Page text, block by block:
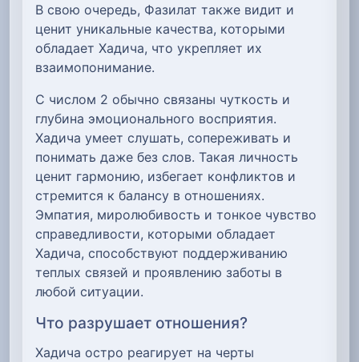
В свою очередь, Фазилат также видит и
ценит уникальные качества, которыми
обладает Хадича, что укрепляет их
взаимопонимание.
С числом 2 обычно связаны чуткость и
глубина эмоционального восприятия.
Хадича умеет слушать, сопереживать и
понимать даже без слов. Такая личность
ценит гармонию, избегает конфликтов и
стремится к балансу в отношениях.
Эмпатия, миролюбивость и тонкое чувство
справедливости, которыми обладает
Хадича, способствуют поддерживанию
теплых связей и проявлению заботы в
любой ситуации.
Что разрушает отношения?
Хадича остро реагирует на черты